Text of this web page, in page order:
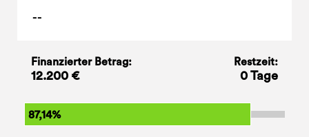
Finanzierter Betrag:
12.200 €
Restzeit:
0 Tage
87,14%